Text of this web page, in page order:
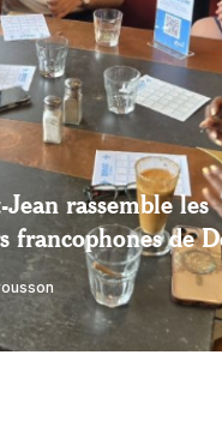
Miser
aînés
par Olaïsha